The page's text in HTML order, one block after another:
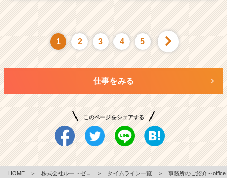
1 2 3 4 5
仕事をみる
このページをシェアする
HOME ＞ 株式会社ルートゼロ ＞ タイムライン一覧 ＞
事務所のご紹介～office